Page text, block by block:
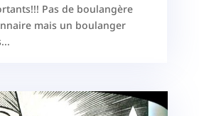
Pas de boulangère
mais un boulanger